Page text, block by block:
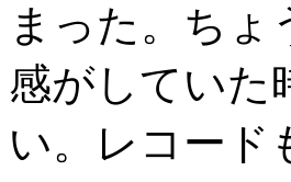
まった。ち
感がしていた
い。レコード